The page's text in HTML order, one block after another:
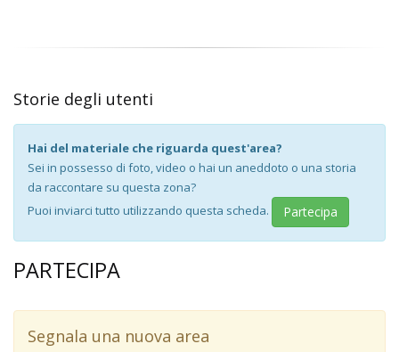
Storie degli utenti
Hai del materiale che riguarda quest'area?
Sei in possesso di foto, video o hai un aneddoto o una storia
da raccontare su questa zona?
Puoi inviarci tutto utilizzando questa scheda.
Partecipa
PARTECIPA
Segnala una nuova area